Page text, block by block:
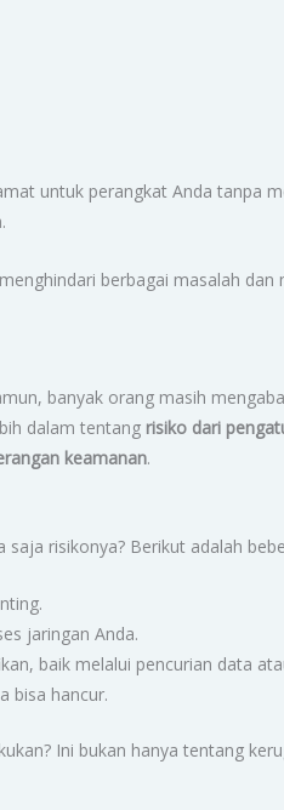
untuk perangkat Anda tanpa
berbagai masalah
banyak orang masih
dalam tentang risiko dari
keamanan.
risikonya? Berikut adalah
jaringan Anda.
baik melalui pencurian data
bisa hancur.
Ini bukan hanya tentang